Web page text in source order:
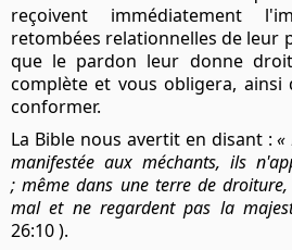
reçoivent immédiatement
retombées relationnelles de leur
que le pardon leur donne
complète et vous obligera, ainsi
conformer.
La Bible nous avertit en disant :«
manifestée aux méchants, ils
; même dans une terre de
mal et ne regardent pas la
26:10 ).